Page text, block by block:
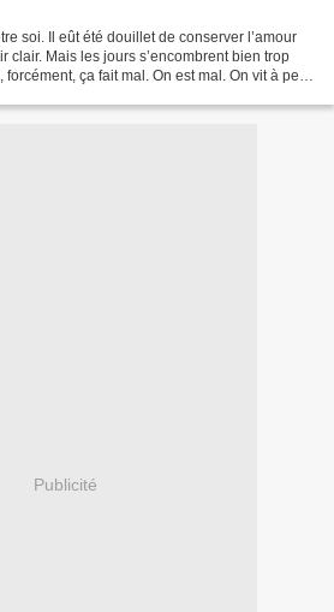
soi. Il eût été douillet de conserver l’amour
clair. Mais les jours s’encombrent bien trop
forcément, ça fait mal. On est mal. On vit à petit
Publicité